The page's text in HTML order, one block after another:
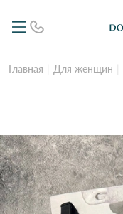
Главная Для женщин